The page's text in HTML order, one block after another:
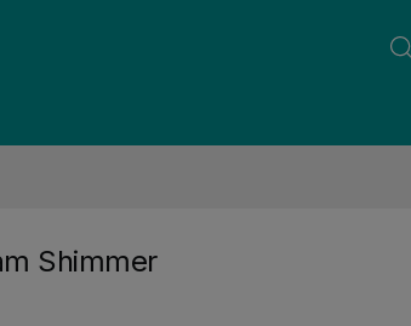
Shimmer